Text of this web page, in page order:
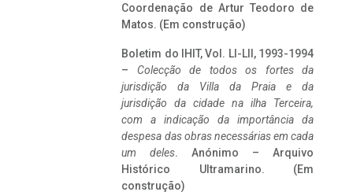
Coordenação de Artur Teodoro de
Matos. (Em construção)
Boletim do IHIT, Vol. LI-LII, 1993-1994
– Colecção de todos os fortes da
jurisdição da Villa da Praia e da
jurisdição da cidade na ilha Terceira,
com a indicação da importância da
despesa das obras necessárias em cada
um deles. Anónimo – Arquivo
Histórico Ultramarino. (Em
construção)